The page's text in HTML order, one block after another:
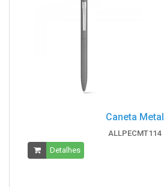
Caneta Metal
ALLPECMT114
Detalhes